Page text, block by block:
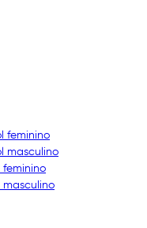
feminino
masculino
feminino
masculino